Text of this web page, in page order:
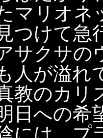
マリオネ
つけて急
サクサの
人が溢れ
教のカリ
日への希